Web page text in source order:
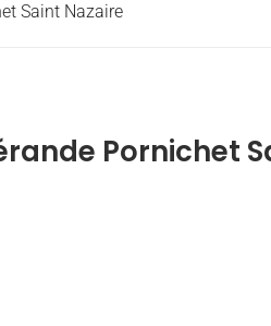
Saint Nazaire
Pornichet